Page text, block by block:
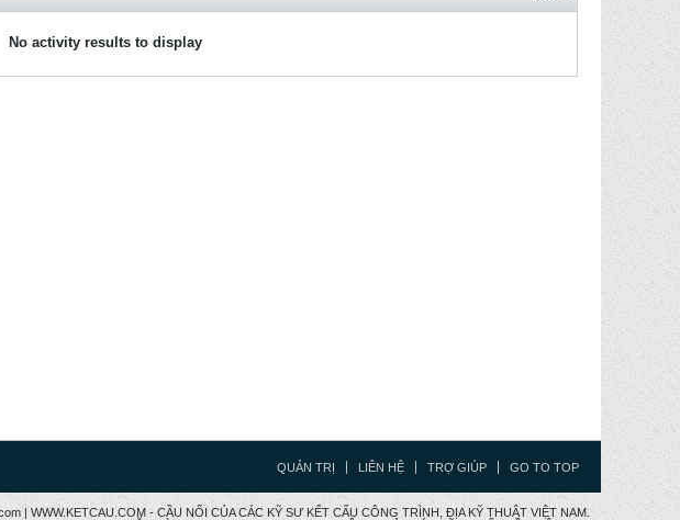
No activity results to display
QUẢN TRỊ LIÊN HỆ TRỢ GIÚP GO TO TOP
| WWW.KETCAU.COM - CẦU NỐI CỦA CÁC KỸ SƯ KẾT CẤU CÔNG TRÌNH, ĐỊA KỸ THUẬT VIỆT NAM.